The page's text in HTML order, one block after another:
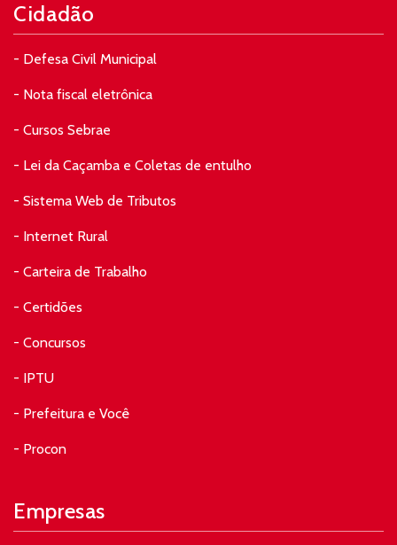
Cidadão
- Defesa Civil Municipal
- Nota fiscal eletrônica
- Cursos Sebrae
- Lei da Caçamba e Coletas de entulho
- Sistema Web de Tributos
- Internet Rural
- Carteira de Trabalho
- Certidões
- Concursos
- IPTU
- Prefeitura e Você
- Procon
Empresas